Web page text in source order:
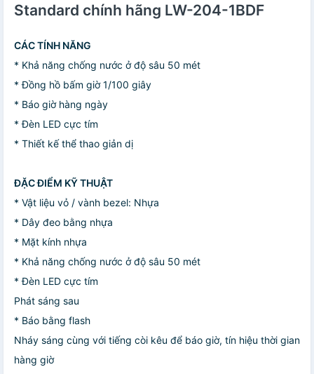
Standard chính hãng LW-204-1BDF
CÁC TÍNH NĂNG
* Khả năng chống nước ở độ sâu 50 mét
* Đồng hồ bấm giờ 1/100 giây
* Báo giờ hàng ngày
* Đèn LED cực tím
* Thiết kế thể thao giản dị
ĐẶC ĐIỂM KỸ THUẬT
* Vật liệu vỏ / vành bezel: Nhựa
* Dây đeo bằng nhựa
* Mặt kính nhựa
* Khả năng chống nước ở độ sâu 50 mét
* Đèn LED cực tím
Phát sáng sau
* Báo bằng flash
Nháy sáng cùng với tiếng còi kêu để báo giờ, tín hiệu thời gian
hàng giờ